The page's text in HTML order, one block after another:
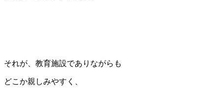
それが、教育施設でありながらも
どこか親しみやすく、